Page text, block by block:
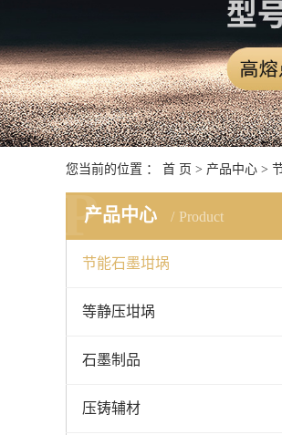
您当前的位置 ： 首 页 > 产品中心 >
产品中心 Product
P
节能石墨坩埚
等静压坩埚
石墨制品
压铸辅材